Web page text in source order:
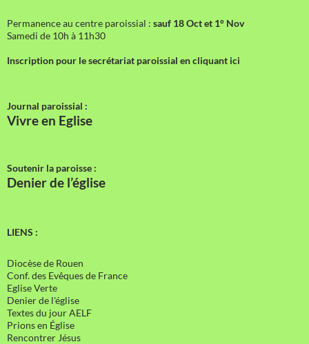
Permanence au centre paroissial : sauf 18 Oct et 1° Nov
Samedi de 10h à 11h30
Inscription pour le secrétariat paroissial en cliquant ici
Journal paroissial :
Vivre en Eglise
Soutenir la paroisse :
Denier de l’église
LIENS :
Diocèse de Rouen
Conf. des Evêques de France
Eglise Verte
Denier de l'église
Textes du jour AELF
Prions en Église
Rencontrer Jésus